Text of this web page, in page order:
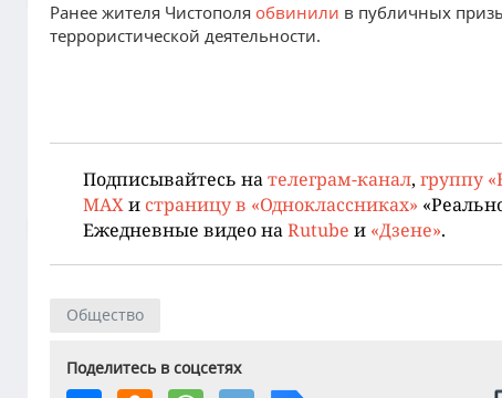
Ранее жителя Чистополя обвинили в публичных
террористической деятельности.
Подписывайтесь нателеграм-канал, группу
MAXи страницу в «Одноклассниках»
Ежедневные видео наRutube и «Дзене».
Общество
Поделитесь в соцсетях